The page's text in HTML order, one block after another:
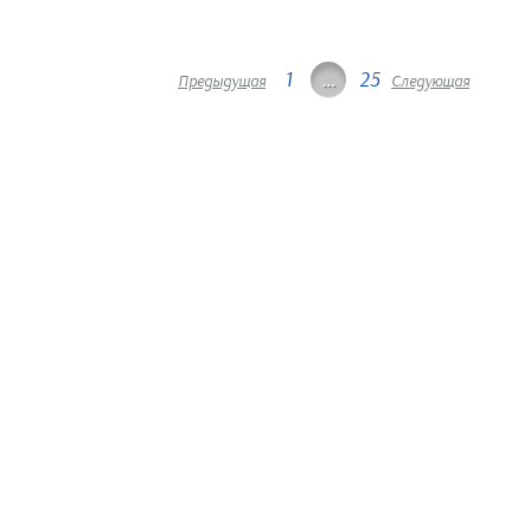
Предыдущая 1 … 25 Следующая